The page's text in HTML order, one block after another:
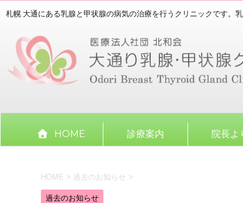
札幌 大通にある乳腺と甲状腺の病気の治療を行うクリニックです。
HOME 診療案内 院長よ
HOME > 過去のお知らせ >
過去のお知らせ